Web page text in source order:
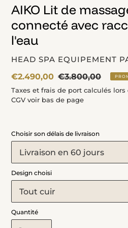
AIKO Lit de
connecté avec
l'eau
DISTRIBUTEUR
HEAD SPA EQUIPEMENT
Prix
fou
€2.490,00 Prix
normal
€3.800,00
Taxes et frais de port calculés
CGV voir bas de page
Choisir son délais de livraison
Design choisi
Quantité